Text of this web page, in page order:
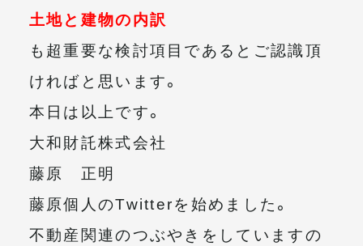
土地と建物の内訳
も超重要な検討項目であるとご認識頂
ければと思います。
本日は以上です。
大和財託株式会社
藤原 正明
藤原個人のTwitterを始めました。
不動産関連のつぶやきをしていますの